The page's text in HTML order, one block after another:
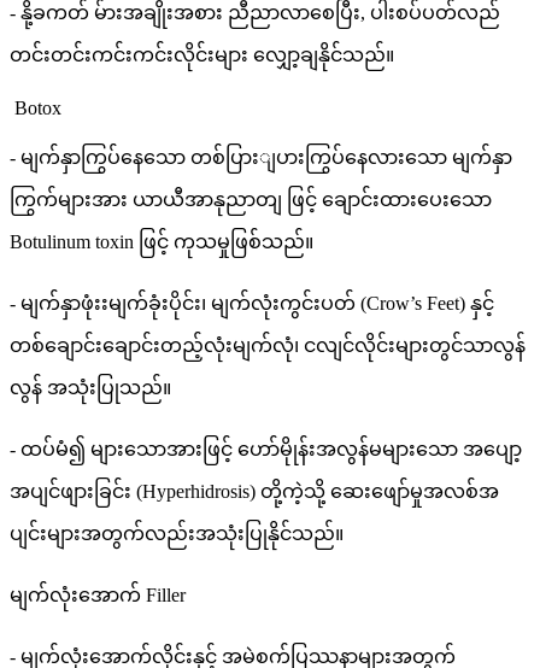
- နို့ခကတ် မ်ားအချိုးအစား ညီညာလာစေပြီး, ပါးစပ်ပတ်လည်
တင်းတင်းကင်းကင်းလိုင်းများ လျှော့ချနိုင်သည်။
Botox
- မျက်နှာကြွပ်နေသော တစ်ပြားျပားကြွပ်နေလားသော မျက်နှာ
ကြွက်များအား ယာယီအာနုညာတျ ဖြင့် ချောင်းထားပေးသော
Botulinum toxin ဖြင့် ကုသမှုဖြစ်သည်။
- မျက်နှာဖုံးးမျက်ခုံးပိုင်း၊ မျက်လုံးကွင်းပတ် (Crow’s Feet) နှင့်
တစ်ချောင်းချောင်းတည့်လုံးမျက်လုံ၊ ငလျင်လိုင်းများတွင်သာလွန်
လွန် အသုံးပြုသည်။
- ထပ်မံ၍ များသောအားဖြင့် ဟော်မိုုန်းအလွန်မများသော အပျော့
အပျင်ဖျားခြင်း (Hyperhidrosis) တို့ကဲ့သို့ ဆေးဖျော်မှုအလစ်အ
ပျင်းများအတွက်လည်းအသုံးပြုနိုင်သည်။
မျက်လုံးအောက် Filler
- မျက်လုံးအောက်လိုင်းနှင့် အမဲစက်ပြဿနာများအတွက်